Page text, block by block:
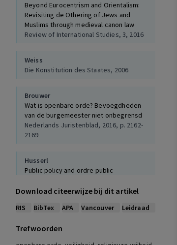
Beyond Eurocentrism and Orientalism:
Revisiting de Othering of Jews and
Muslims through medieval canon law
Review of International Studies, 3, 2016
Weiss
Die Konstitution des Staates, 2006
Brouwer
Wat is openbare orde? Bevoegdheden
van de burgemeester niet onbegrensd
Nederlands Juristenblad, 2016, p. 2162-
2169
Husserl
Public policy and ordre public
Trispiotis
European human rights law
Download citeerwijze bij dit artikel
RIS BibTex APA Vancouver Leidraad
Trefwoorden